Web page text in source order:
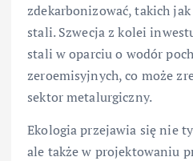
zdekarbonizować, takich
stali. Szwecja z kolei
stali w oparciu o wodór
zeroemisyjnych, co może
sektor metalurgiczny.
Ekologia przejawia się nie
ale także w projektowaniu